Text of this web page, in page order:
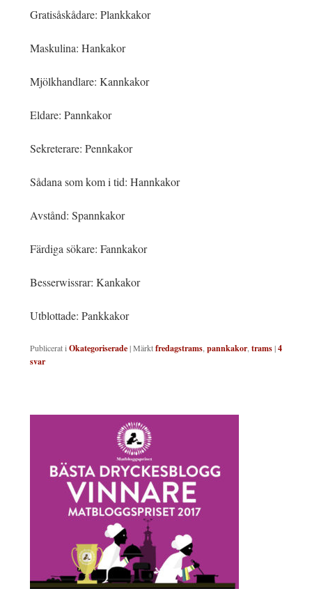
Gratisåskådare: Plankkakor
Maskulina: Hankakor
Mjölkhandlare: Kannkakor
Eldare: Pannkakor
Sekreterare: Pennkakor
Sådana som kom i tid: Hannkakor
Avstånd: Spannkakor
Färdiga sökare: Fannkakor
Besserwissrar: Kankakor
Utblottade: Pankkakor
Publicerat iOkategoriserade|Märktfredagstrams,pannkakor,trams|4
svar